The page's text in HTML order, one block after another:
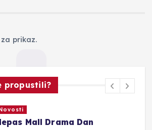
prikaz.
propustili?
Mall Drama Dan